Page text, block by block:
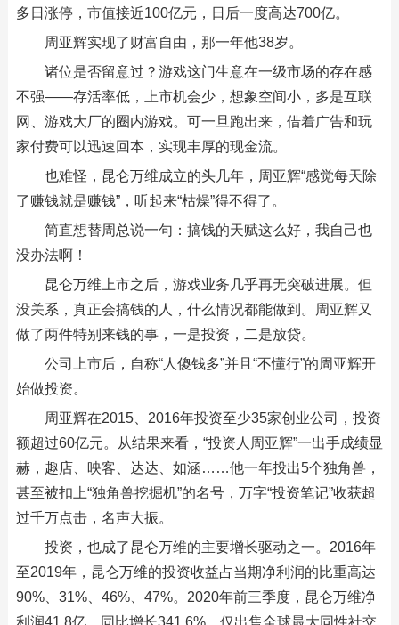
多日涨停，市值接近100亿元，日后一度高达700亿。
周亚辉实现了财富自由，那一年他38岁。
诸位是否留意过？游戏这门生意在一级市场的存在感
不强——存活率低，上市机会少，想象空间小，多是互联
网、游戏大厂的圈内游戏。可一旦跑出来，借着广告和玩
家付费可以迅速回本，实现丰厚的现金流。
也难怪，昆仑万维成立的头几年，周亚辉“感觉每天除
了赚钱就是赚钱”，听起来“枯燥”得不得了。
简直想替周总说一句：搞钱的天赋这么好，我自己也
没办法啊！
昆仑万维上市之后，游戏业务几乎再无突破进展。但
没关系，真正会搞钱的人，什么情况都能做到。周亚辉又
做了两件特别来钱的事，一是投资，二是放贷。
公司上市后，自称“人傻钱多”并且“不懂行”的周亚辉开
始做投资。
周亚辉在2015、2016年投资至少35家创业公司，投资
额超过60亿元。从结果来看，“投资人周亚辉”一出手成绩显
赫，趣店、映客、达达、如涵……他一年投出5个独角兽，
甚至被扣上“独角兽挖掘机”的名号，万字“投资笔记”收获超
过千万点击，名声大振。
投资，也成了昆仑万维的主要增长驱动之一。2016年
至2019年，昆仑万维的投资收益占当期净利润的比重高达
90%、31%、46%、47%。2020年前三季度，昆仑万维净
利润41.8亿，同比增长341.6%，仅出售全球最大同性社交